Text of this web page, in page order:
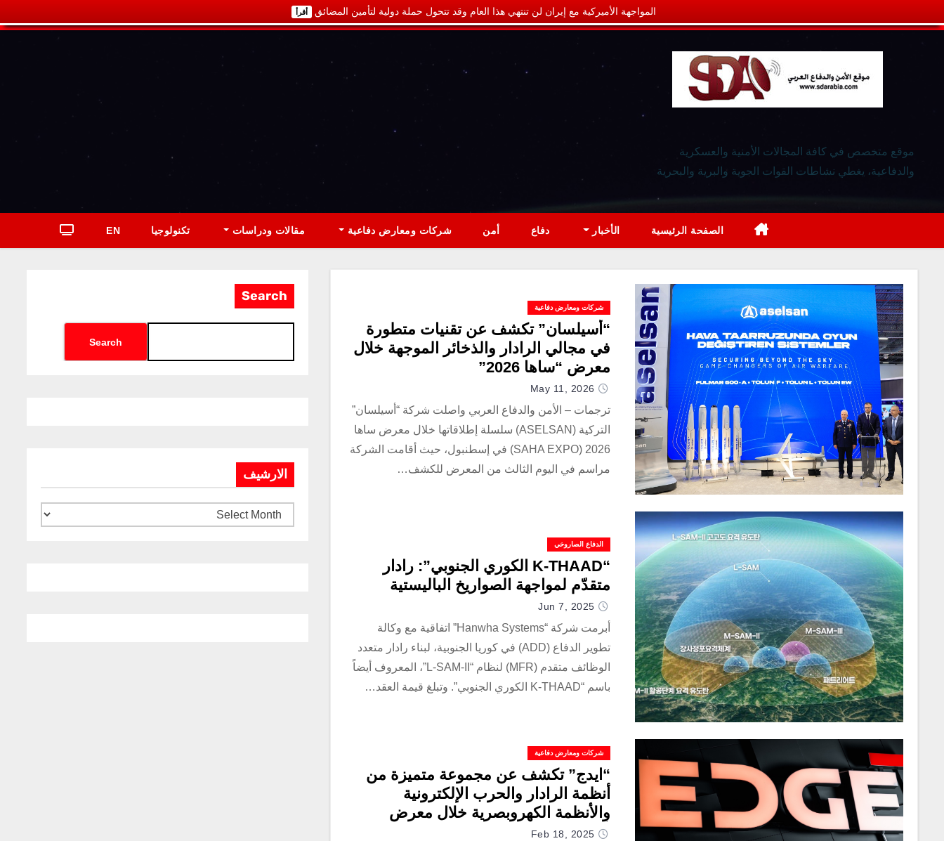
المواجهة الأميركية مع إيران لن تنتهي هذا العام وقد تتحول حملة دولية لتأمين المضائق أقرأ
موقع متخصص في كافة المجالات الأمنية والعسكرية
والدفاعية، يغطي نشاطات القوات الجوية والبرية والبحرية
الصفحة الرئيسية الأخبار دفاع أمن شركات ومعارض دفاعية مقالات ودراسات تكنولوجيا EN
شركات ومعارض دفاعية
“أسيلسان” تكشف عن تقنيات متطورة
في مجالي الرادار والذخائر الموجهة خلال
معرض “ساها 2026”
May 11, 2026
ترجمات – الأمن والدفاع العربي واصلت شركة “أسيلسان”
التركية (ASELSAN) سلسلة إطلاقاتها خلال معرض ساها
2026 (SAHA EXPO) في إسطنبول، حيث أقامت الشركة
مراسم في اليوم الثالث من المعرض للكشف…
الدفاع الصاروخي
“K-THAAD الكوري الجنوبي”: رادار
متقدّم لمواجهة الصواريخ الباليستية
Jun 7, 2025
أبرمت شركة “Hanwha Systems” اتفاقية مع وكالة
تطوير الدفاع (ADD) في كوريا الجنوبية، لبناء رادار متعدد
الوظائف متقدم (MFR) لنظام “L-SAM-II”، المعروف أيضاً
باسم “K-THAAD الكوري الجنوبي”. وتبلغ قيمة العقد…
شركات ومعارض دفاعية
“ايدج” تكشف عن مجموعة متميزة من
أنظمة الرادار والحرب الإلكترونية
والأنظمة الكهروبصرية خلال معرض
آيدكس 2025
Feb 18, 2025
Search
Search
الارشيف